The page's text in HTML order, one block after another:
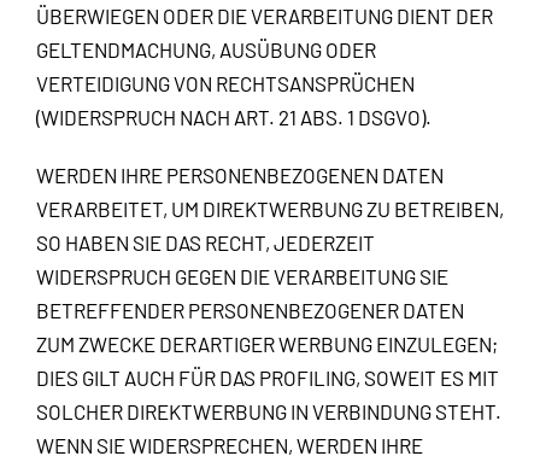
ÜBERWIEGEN ODER DIE VERARBEITUNG DIENT DER
GELTENDMACHUNG, AUSÜBUNG ODER
VERTEIDIGUNG VON RECHTSANSPRÜCHEN
(WIDERSPRUCH NACH ART. 21 ABS. 1 DSGVO).
WERDEN IHRE PERSONENBEZOGENEN DATEN
VERARBEITET, UM DIREKTWERBUNG ZU BETREIBEN,
SO HABEN SIE DAS RECHT, JEDERZEIT
WIDERSPRUCH GEGEN DIE VERARBEITUNG SIE
BETREFFENDER PERSONENBEZOGENER DATEN
ZUM ZWECKE DERARTIGER WERBUNG EINZULEGEN;
DIES GILT AUCH FÜR DAS PROFILING, SOWEIT ES MIT
SOLCHER DIREKTWERBUNG IN VERBINDUNG STEHT.
WENN SIE WIDERSPRECHEN, WERDEN IHRE